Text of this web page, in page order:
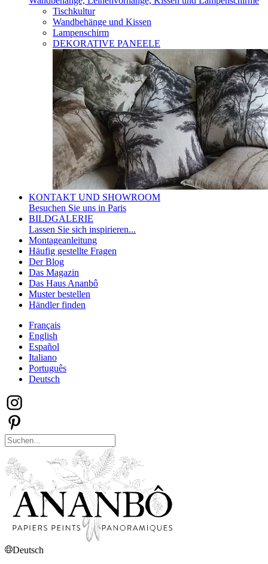
Tischkultur
Wandbehänge und Kissen
Lampenschirm
DEKORATIVE PANEELE
KONTAKT UND SHOWROOM
Besuchen Sie uns in Paris
BILDGALERIE
Lassen Sie sich inspirieren...
Montageanleitung
Häufig gestellte Fragen
Der Blog
Das Magazin
Das Haus Ananbô
Muster bestellen
Händler finden
Français
English
Español
Italiano
Português
Deutsch
Deutsch